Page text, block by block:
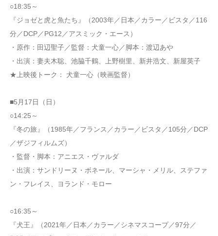
○18:35～
『ジョゼと虎と魚たち』（2003年／日本／カラー／ビスタ／116
分／DCP／PG12／アスミック・エース）
・原作：田辺聖子／監督：犬童一心／脚本：渡辺あや
・出演：妻夫木聡、池脇千鶴、上野樹里、新井浩文、新屋英子
★上映後トーク： 犬童一心（映画監督）
■5月17日（日）
○14:25～
『冬の旅』（1985年／フランス／カラー／ビスタ／105分／DCP
／ザジフィルムズ）
・監督・脚本：アニエス・ヴァルダ
・出演：サンドリーヌ・ボネール、マーシャ・メリル、ステファ
ン・フレイス、ヨランド・モロー
○16:35～
『犬王』（2021年／日本／カラー／シネマスコープ／97分／